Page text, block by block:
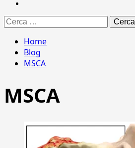
Ricerca
per:
Home
Blog
MSCA
MSCA